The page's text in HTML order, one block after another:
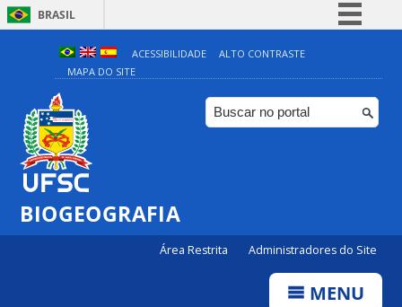
BRASIL
Simplifique!
Comunica BR
Participe
ACESSIBILIDADE
ALTO CONTRASTE
MAPA DO SITE
BIOGEOGRAFIA
Área Restrita Administradores do Site
MENU